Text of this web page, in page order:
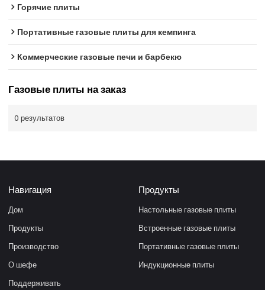
Горячие плиты
Портативные газовые плиты для кемпинга
Коммерческие газовые печи и барбекю
Газовые плиты на заказ
0 результатов
Навигация
Дом
Продукты
Производство
О шефе
Поддерживать
Продукты
Настольные газовые плиты
Встроенные газовые плиты
Портативные газовые плиты
Индукционные плиты